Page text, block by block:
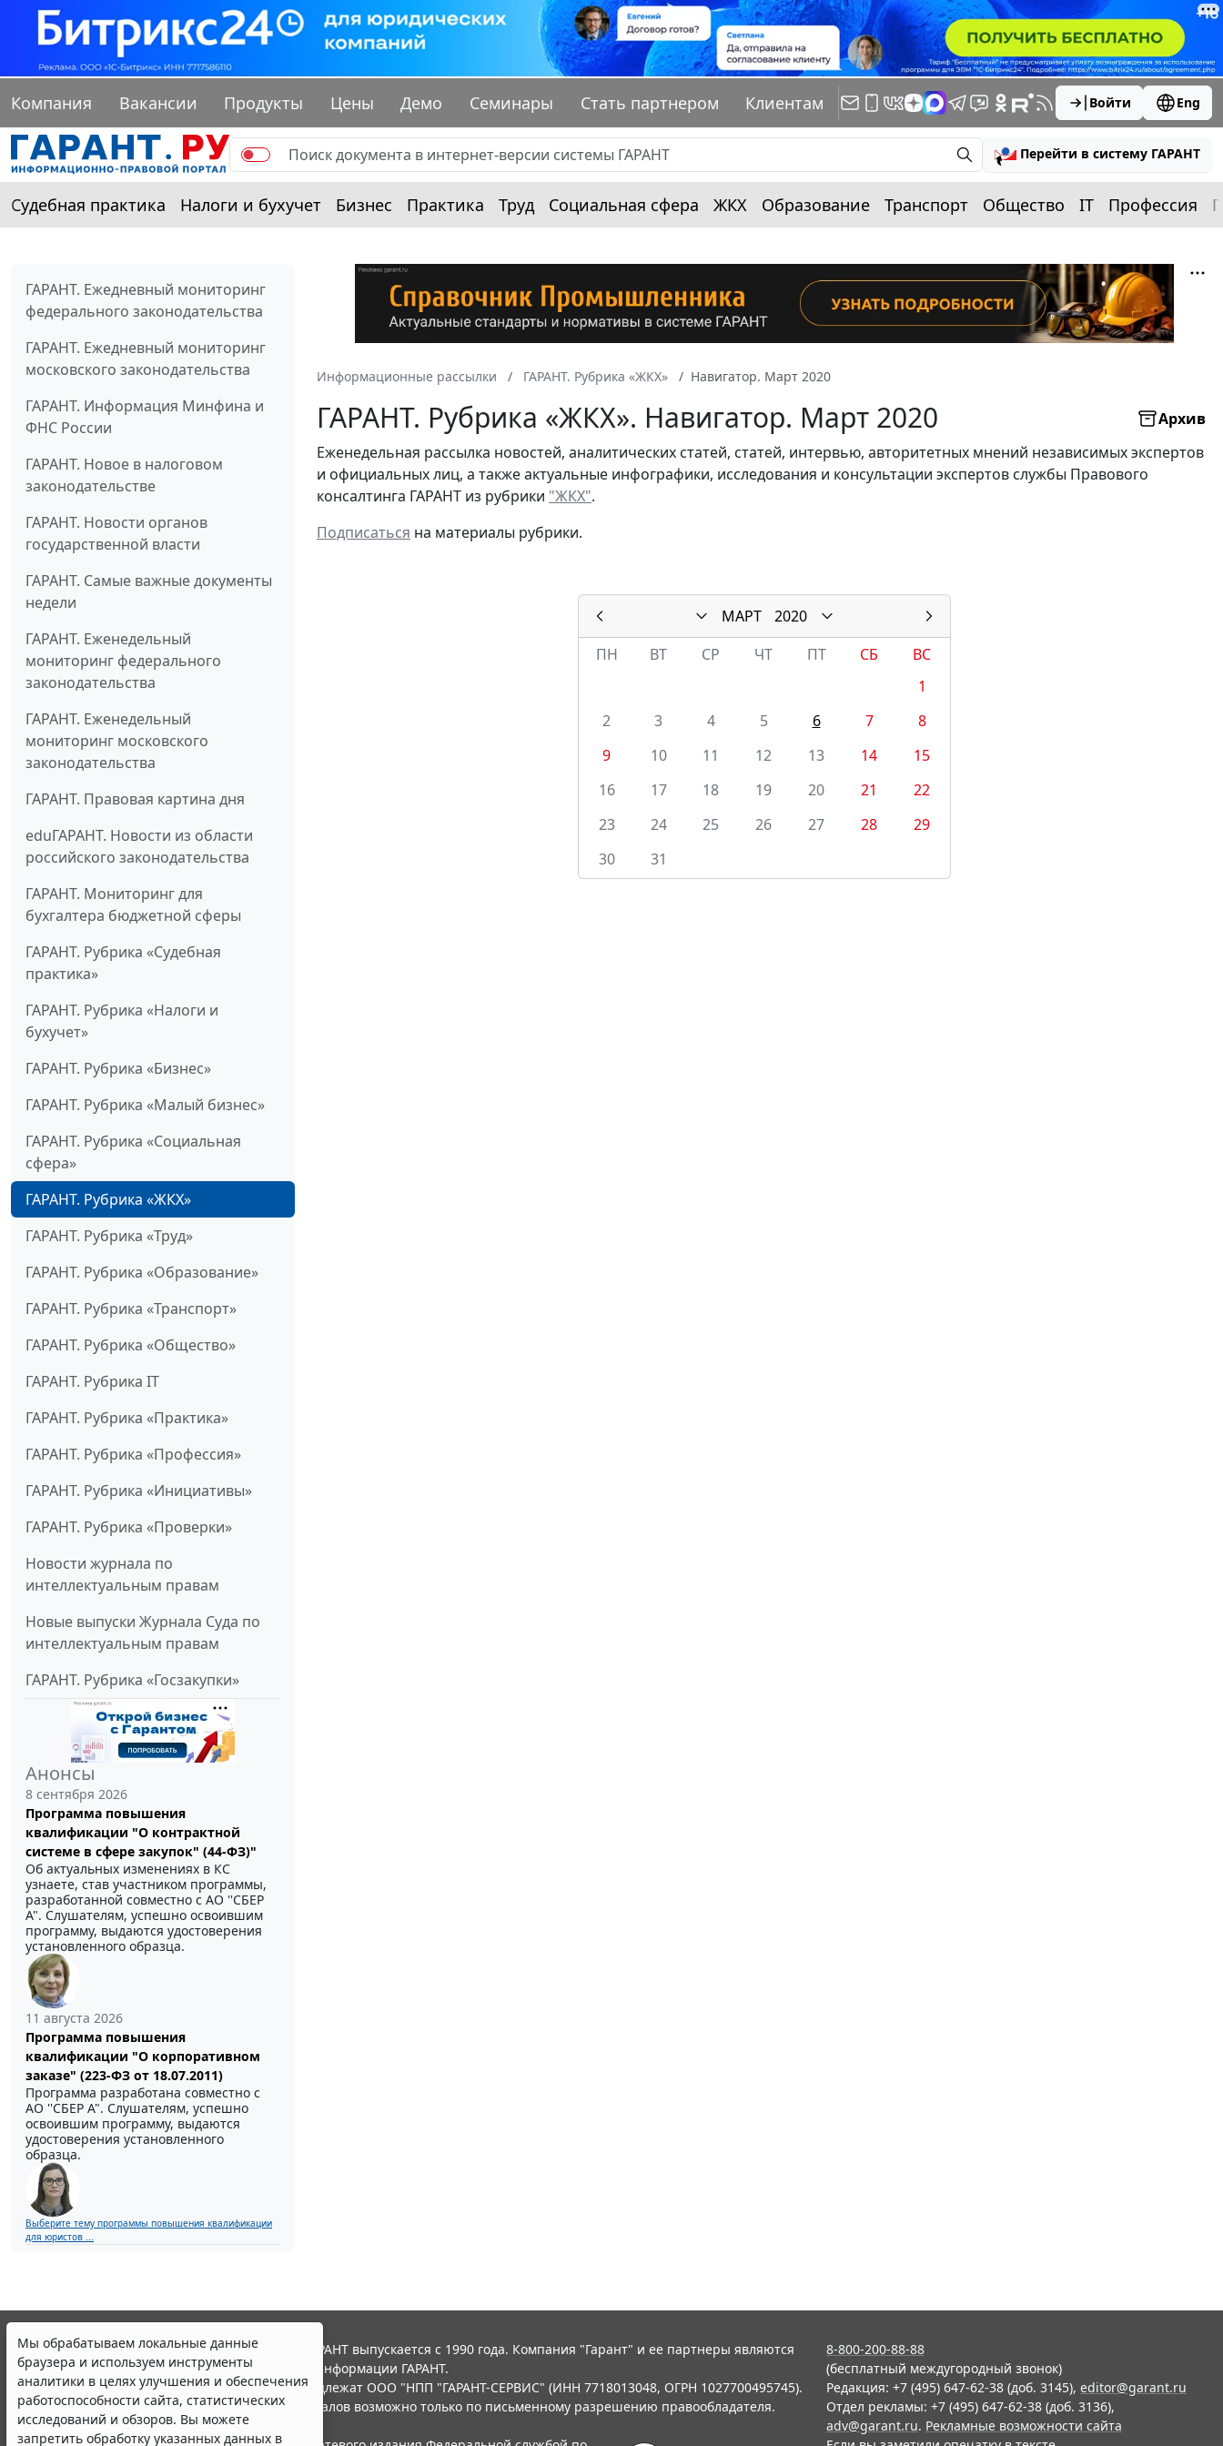
Компания Вакансии Продукты Цены Демо Семинары Стать партнером Клиентам Войти Eng
Перейти в систему ГАРАНТ
Судебная практика Налоги и бухучет Бизнес Практика Труд Социальная сфера ЖКХ Образование Транспорт Общество IT Профессия
ГАРАНТ. Ежедневный мониторинг
федерального законодательства
ГАРАНТ. Ежедневный мониторинг
московского законодательства
ГАРАНТ. Информация Минфина и
ФНС России
ГАРАНТ. Новое в налоговом
законодательстве
ГАРАНТ. Новости органов
государственной власти
ГАРАНТ. Самые важные документы
недели
ГАРАНТ. Еженедельный
мониторинг федерального
законодательства
ГАРАНТ. Еженедельный
мониторинг московского
законодательства
ГАРАНТ. Правовая картина дня
eduГАРАНТ. Новости из области
российского законодательства
ГАРАНТ. Мониторинг для
бухгалтера бюджетной сферы
ГАРАНТ. Рубрика «Судебная
практика»
ГАРАНТ. Рубрика «Налоги и
бухучет»
ГАРАНТ. Рубрика «Бизнес»
ГАРАНТ. Рубрика «Малый бизнес»
ГАРАНТ. Рубрика «Социальная
сфера»
ГАРАНТ. Рубрика «ЖКХ»
ГАРАНТ. Рубрика «Труд»
ГАРАНТ. Рубрика «Образование»
ГАРАНТ. Рубрика «Транспорт»
ГАРАНТ. Рубрика «Общество»
ГАРАНТ. Рубрика IT
ГАРАНТ. Рубрика «Практика»
ГАРАНТ. Рубрика «Профессия»
ГАРАНТ. Рубрика «Инициативы»
ГАРАНТ. Рубрика «Проверки»
Новости журнала по
интеллектуальным правам
Новые выпуски Журнала Суда по
интеллектуальным правам
ГАРАНТ. Рубрика «Госзакупки»
Анонсы
8 сентября 2026
Программа повышения
квалификации "О контрактной
системе в сфере закупок" (44-ФЗ)"
Об актуальных изменениях в КС
узнаете, став участником программы,
разработанной совместно с АО ''СБЕР
А". Слушателям, успешно освоившим
программу, выдаются удостоверения
установленного образца.
11 августа 2026
Программа повышения
квалификации "О корпоративном
заказе" (223-ФЗ от 18.07.2011)
Программа разработана совместно с
АО ''СБЕР А". Слушателям, успешно
освоившим программу, выдаются
удостоверения установленного
образца.
Выберите тему программы повышения квалификации
для юристов ...
Информационные рассылки ГАРАНТ. Рубрика «ЖКХ» Навигатор. Март 2020
ГАРАНТ. Рубрика «ЖКХ». Навигатор. Март 2020
Архив
Еженедельная рассылка новостей, аналитических статей, статей, интервью, авторитетных мнений независимых экспертов
и официальных лиц, а также актуальные инфографики, исследования и консультации экспертов службы Правового
консалтинга ГАРАНТ из рубрики "ЖКХ".
Подписаться на материалы рубрики.
МАРТ
2020
ПН
ВТ СР ЧТ ПТ СБ
ВС
1
2
3 4 5 6 7
8
9
10 11 12 13 14
15
16
17 18 19 20 21
22
23
24 25 26 27 28
29
30
31
Мы обрабатываем локальные данные
браузера и используем инструменты
аналитики в целях улучшения и обеспечения
работоспособности сайта, статистических
исследований и обзоров. Вы можете
запретить обработку указанных данных в
© ООО "НПП "ГАРАНТ-СЕРВИС", 2026. Система ГАРАНТ выпускается с 1990 года. Компания "Гарант" и ее партнеры являются
участниками Российской ассоциации правовой информации ГАРАНТ.
Все права на материалы сайта ГАРАНТ.РУ принадлежат ООО "НПП "ГАРАНТ-СЕРВИС" (ИНН 7718013048, ОГРН 1027700495745).
Полное или частичное воспроизведение материалов возможно только по письменному разрешению правообладателя.
Правила использования портала.
8-800-200-88-88
(бесплатный междугородный звонок)
Редакция: +7 (495) 647-62-38 (доб. 3145), editor@garant.ru
Отдел рекламы: +7 (495) 647-62-38 (доб. 3136),
adv@garant.ru. Рекламные возможности сайта